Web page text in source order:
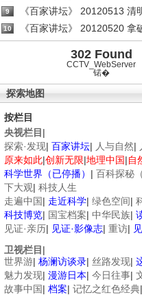
9 《百家讲坛》 20120513 清
10 《百家讲坛》 20120520 拿
302 Found
CCTV_WebServer
锘�
探索地图
按栏目
央视栏目 |
探索·发现| 百家讲坛| 人与自然|
原来如此|创新无限|地理中国|自
科学世界（已停播） | 百科探秘
下大观| 科技人生
走遍中国| 走近科学| 绿色空间|
科技博览| 国宝档案| 中华民族|
见证·亲历| 见证·影像志| 重访|
卫视栏目 |
世界游| 杨澜访谈录| 丝路发现|
魅力发现| 漫游日本| 今日往事|
故事中国| 档案| 记忆之红色经典|